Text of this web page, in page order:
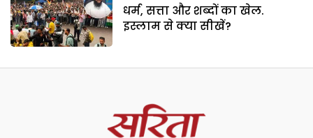
धर्म, सत्ता और शब्दों का खेल.
इस्लाम से क्या सीखें?